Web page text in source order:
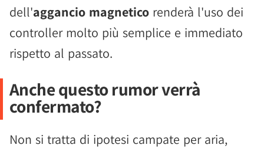
dell'aggancio magnetico renderà l'uso dei
controller molto più semplice e immediato
rispetto al passato.
Anche questo rumor verrà
confermato?
Non si tratta di ipotesi campate per aria,